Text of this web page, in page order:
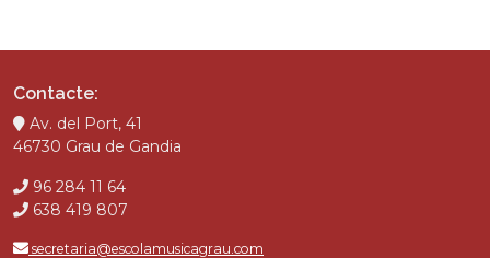
Contacte:
Av. del Port, 41
46730 Grau de Gandia
96 284 11 64
638 419 807
secretaria@escolamusicagrau.com